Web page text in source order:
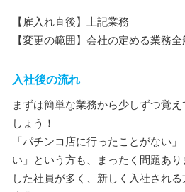
【雇入れ直後】上記業務
【変更の範囲】会社の定める業務全
入社後の流れ
まずは簡単な業務から少しずつ覚
しょう！
「パチンコ店に行ったことがない
い」という方も、まったく問題あ
した社員が多く、新しく入社され